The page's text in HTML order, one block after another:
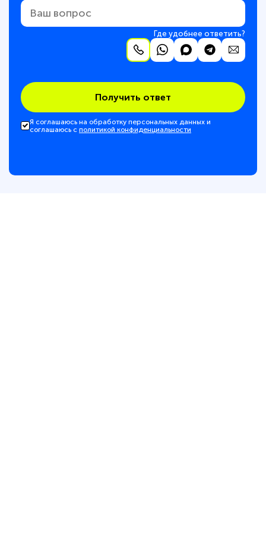
Где удобнее ответить?
Получить ответ
Я соглашаюсь на обработку персональных данных и
соглашаюсь с политикой конфиденциальности